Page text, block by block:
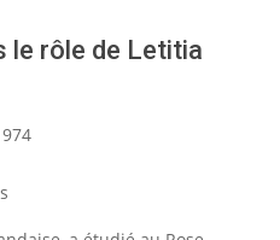
le rôle de Letitia